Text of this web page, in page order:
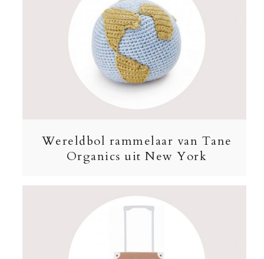
Wereldbol rammelaar van Tane
Organics uit New York